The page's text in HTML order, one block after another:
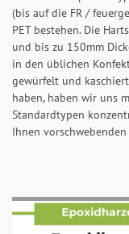
(bis auf die FR /
PET bestehen. Die
und bis zu 150mm
in den üblichen
gewürfelt und
haben, haben wir uns
Standardtypen
Ihnen